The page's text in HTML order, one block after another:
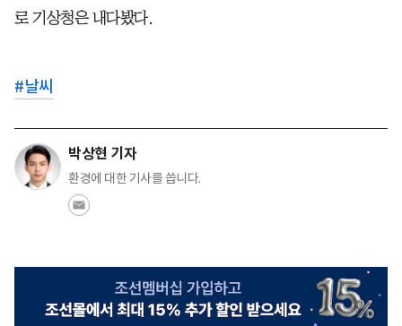
로 기상청은 내다봤다.
#날씨
박상현 기자
환경에 대한 기사를 씁니다.